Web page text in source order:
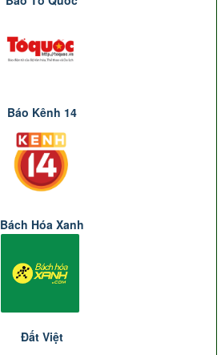
Báo Kênh 14
Bách Hóa Xanh
Đất Việt